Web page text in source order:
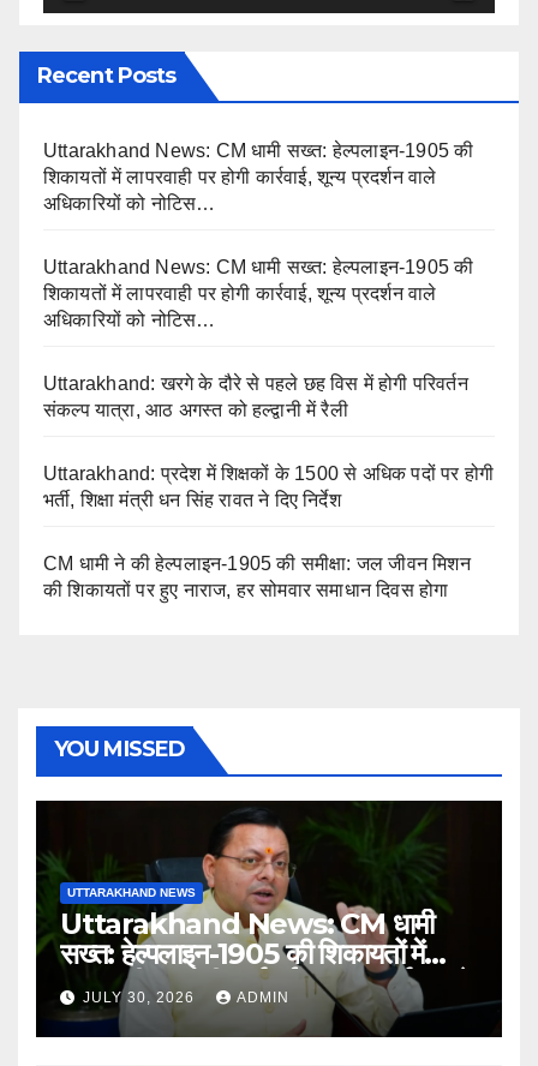
Recent Posts
Uttarakhand News: CM धामी सख्त: हेल्पलाइन-1905 की
शिकायतों में लापरवाही पर होगी कार्रवाई, शून्य प्रदर्शन वाले
अधिकारियों को नोटिस…
Uttarakhand News: CM धामी सख्त: हेल्पलाइन-1905 की
शिकायतों में लापरवाही पर होगी कार्रवाई, शून्य प्रदर्शन वाले
अधिकारियों को नोटिस…
Uttarakhand: खरगे के दौरे से पहले छह विस में होगी परिवर्तन
संकल्प यात्रा, आठ अगस्त को हल्द्वानी में रैली
Uttarakhand: प्रदेश में शिक्षकों के 1500 से अधिक पदों पर होगी
भर्ती, शिक्षा मंत्री धन सिंह रावत ने दिए निर्देश
CM धामी ने की हेल्पलाइन-1905 की समीक्षा: जल जीवन मिशन
की शिकायतों पर हुए नाराज, हर सोमवार समाधान दिवस होगा
YOU MISSED
UTTARAKHAND NEWS
Uttarakhand News: CM धामी
सख्त: हेल्पलाइन-1905 की शिकायतों में
लापरवाही पर होगी कार्रवाई, शून्य प्रदर्शन वाले
अधिकारियों को नोटिस…
JULY 30, 2026 ADMIN